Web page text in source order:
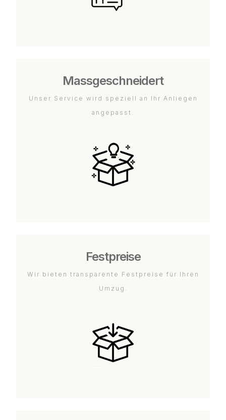
Massgeschneidert
Unser Service wird speziell an Ihr Anliegen
angepasst.
Festpreise
Wir bieten transparente Festpreise für Ihren
Umzug.